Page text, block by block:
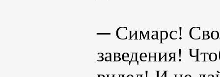
─ Симарс!
заведения!